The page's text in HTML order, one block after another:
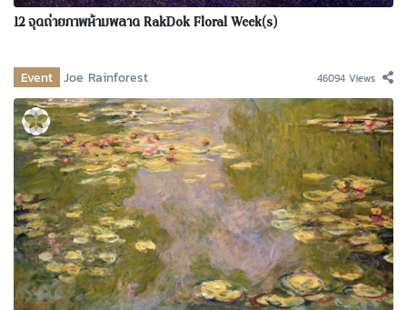
12 จุดถ่ายภาพห้ามพลาด RakDok Floral Week(s)
Event Joe Rainforest 46094 Views